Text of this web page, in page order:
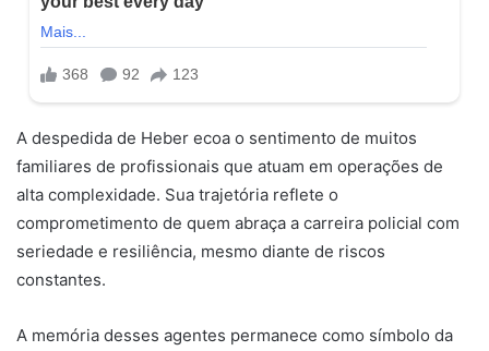
A despedida de Heber ecoa o sentimento de muitos
familiares de profissionais que atuam em operações de
alta complexidade. Sua trajetória reflete o
comprometimento de quem abraça a carreira policial com
seriedade e resiliência, mesmo diante de riscos
constantes.
A memória desses agentes permanece como símbolo da